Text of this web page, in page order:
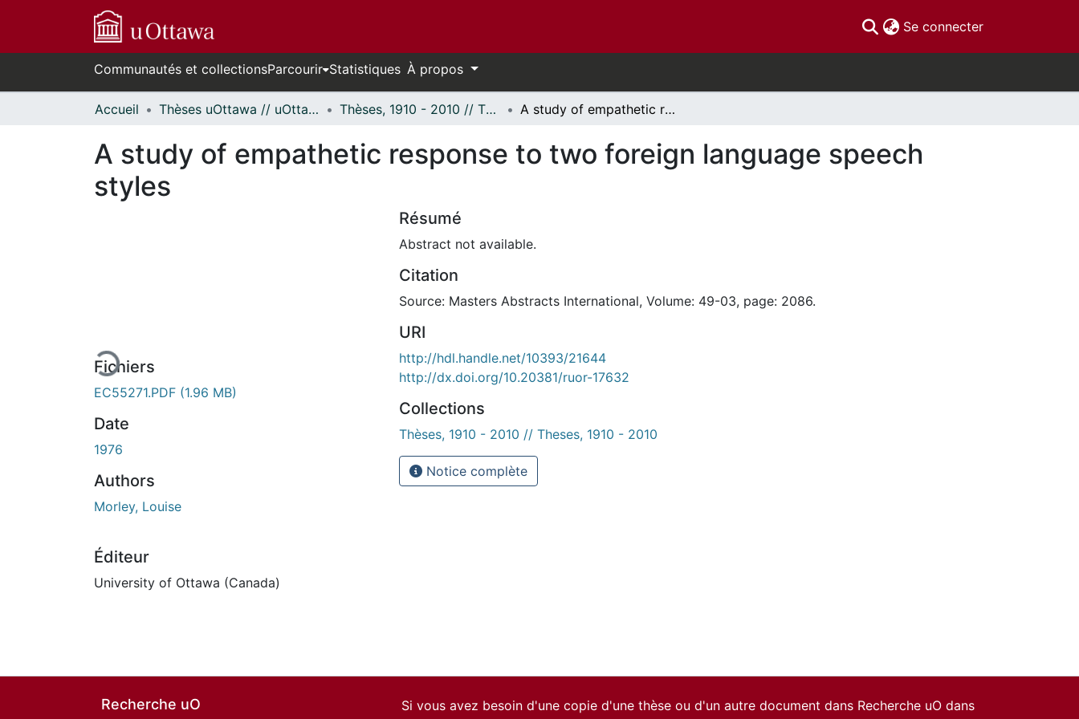
Se connecter(current)
Communautés et collectionsParcourir Statistiques À propos
Accueil Thèses uOttawa // uOttawa Theses Thèses, 1910 - 2010 // Theses, 1910 - 2010 A study of empathetic response to two foreign language speech styles
A study of empathetic response to two foreign language speech
styles
Fichiers
EC55271.PDF (1.96 MB)
Date
1976
Authors
Morley, Louise
Éditeur
University of Ottawa (Canada)
Résumé
Abstract not available.
Citation
Source: Masters Abstracts International, Volume: 49-03, page: 2086.
URI
http://hdl.handle.net/10393/21644
http://dx.doi.org/10.20381/ruor-17632
Collections
Thèses, 1910 - 2010 // Theses, 1910 - 2010
Notice complète
Recherche uO
Si vous avez besoin d'une copie d'une thèse ou d'un autre document dans Recherche uO dans